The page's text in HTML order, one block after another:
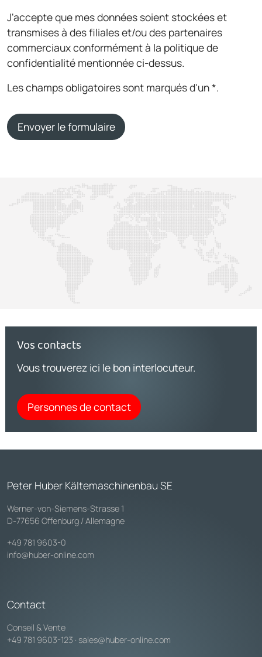
J'accepte que mes données soient stockées et
transmises à des filiales et/ou des partenaires
commerciaux conformément à la politique de
confidentialité mentionnée ci-dessus.
Les champs obligatoires sont marqués d'un *.
Envoyer le formulaire
Vos contacts
Vous trouverez ici le bon interlocuteur.
Personnes de contact
Peter Huber Kältemaschinenbau SE
Werner-von-Siemens-Strasse 1
D-77656 Offenburg / Allemagne
+49 781 9603-0
info@huber-online.com
Contact
Conseil & Vente
+49 781 9603-123 · sales@huber-online.com